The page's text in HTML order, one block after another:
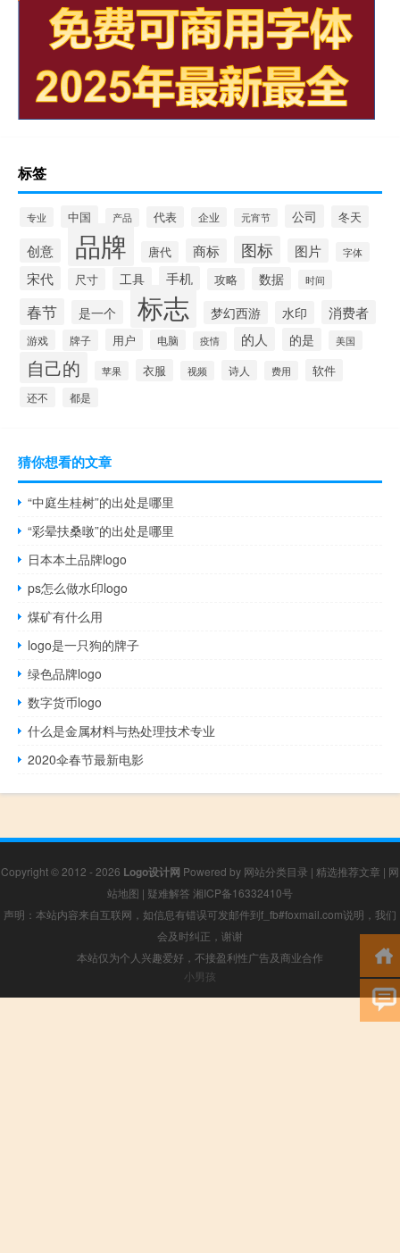
标签
专业 中国 产品 代表 企业 元宵节 公司 冬天
创意 品牌 唐代 商标 图标 图片 字体
宋代 尺寸 工具 手机 攻略 数据 时间
春节 是一个 标志 梦幻西游 水印 消费者
游戏 牌子 用户 电脑 疫情 的人 的是 美国
自己的 苹果 衣服 视频 诗人 费用 软件
还不 都是
猜你想看的文章
“中庭生桂树”的出处是哪里
“彩晕扶桑暾”的出处是哪里
日本本土品牌logo
ps怎么做水印logo
煤矿有什么用
logo是一只狗的牌子
绿色品牌logo
数字货币logo
什么是金属材料与热处理技术专业
2020伞春节最新电影
Copyright © 2012 - 2026 Logo设计网 Powered by 网站分类目录 | 精选推荐文章 | 网
站地图 | 疑难解答 湘ICP备16332410号
声明：本站内容来自互联网，如信息有错误可发邮件到f_fb#foxmail.com说明，我们
会及时纠正，谢谢
本站仅为个人兴趣爱好，不接盈利性广告及商业合作
小男孩